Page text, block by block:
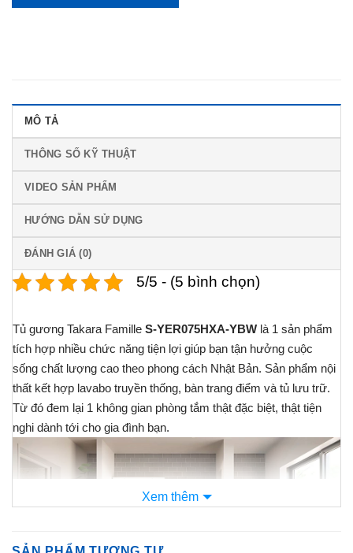
MÔ TẢ
THÔNG SỐ KỸ THUẬT
VIDEO SẢN PHẨM
HƯỚNG DẪN SỬ DỤNG
ĐÁNH GIÁ (0)
5/5 - (5 bình chọn)
Tủ gương Takara Famille S-YER075HXA-YBW là 1 sản phẩm
tích hợp nhiều chức năng tiện lợi giúp bạn tận hưởng cuộc
sống chất lượng cao theo phong cách Nhật Bản. Sản phẩm nội
thất kết hợp lavabo truyền thống, bàn trang điểm và tủ lưu trữ.
Từ đó đem lại 1 không gian phòng tắm thật đặc biệt, thật tiện
nghi dành tới cho gia đình bạn.
Xem thêm